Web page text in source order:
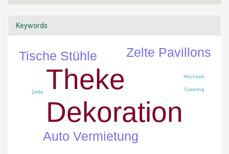
Keywords
Theke
Dekoration
Auto Vermietung
Tische Stühle Zelte Pavillons
Catering
Zelte
Hochzeit